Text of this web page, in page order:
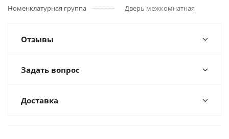
Номенклатурная группа
Дверь межкомнатная
Отзывы
Задать вопрос
Доставка